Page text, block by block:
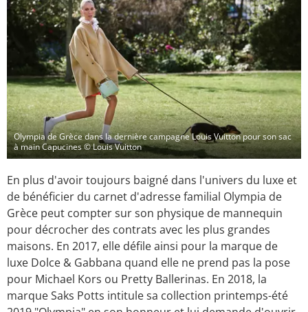
Olympia de Grèce dans la dernière campagne Louis Vuitton pour son sac
à main Capucines© Louis Vuitton
En plus d'avoir toujours baigné dans l'univers du luxe et
de bénéficier du carnet d'adresse familial Olympia de
Grèce peut compter sur son physique de mannequin
pour décrocher des contrats avec les plus grandes
maisons. En 2017, elle défile ainsi pour la marque de
luxe Dolce & Gabbana quand elle ne prend pas la pose
pour Michael Kors ou Pretty Ballerinas. En 2018, la
marque Saks Potts intitule sa collection printemps-été